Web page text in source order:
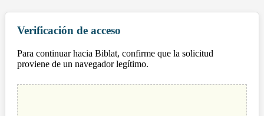
Verificación de acceso
Para continuar hacia Biblat, confirme que la solicitud
proviene de un navegador legítimo.